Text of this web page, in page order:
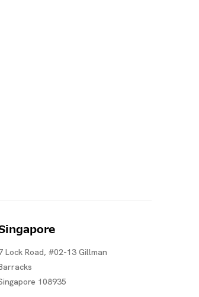
Lock Road, #02-13 Gillman
108935